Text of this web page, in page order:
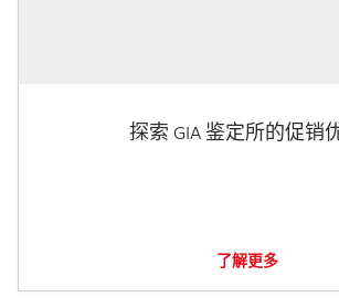
探索 GIA 鉴定所的促销
了解更多